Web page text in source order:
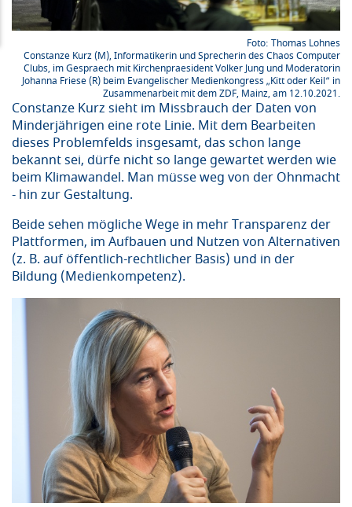
Thomas Lohnes
Constanze Kurz (M), Informatikerin und Sprecherin des Chaos Computer
Clubs, im Gespraech mit Kirchenpraesident Volker Jung und Moderatorin
Johanna Friese (R) beim Evangelischer Medienkongress „Kitt oder Keil“ in
Zusammenarbeit mit dem ZDF, Mainz, am 12.10.2021.
Constanze Kurz sieht im Missbrauch der Daten von
Minderjährigen eine rote Linie. Mit dem Bearbeiten
dieses Problemfelds insgesamt, das schon lange
bekannt sei, dürfe nicht so lange gewartet werden wie
beim Klimawandel. Man müsse weg von der Ohnmacht
- hin zur Gestaltung.
Beide sehen mögliche Wege in mehr Transparenz der
Plattformen, im Aufbauen und Nutzen von Alternativen
(z. B. auf öffentlich-rechtlicher Basis) und in der
Bildung (Medienkompetenz).